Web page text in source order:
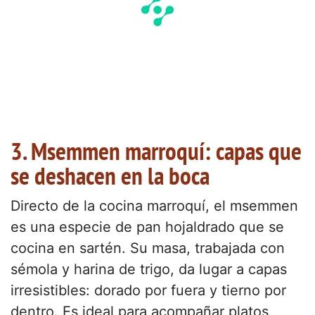
3. Msemmen marroquí: capas que
se deshacen en la boca
Directo de la cocina marroquí, el msemmen
es una especie de pan hojaldrado que se
cocina en sartén. Su masa, trabajada con
sémola y harina de trigo, da lugar a capas
irresistibles: dorado por fuera y tierno por